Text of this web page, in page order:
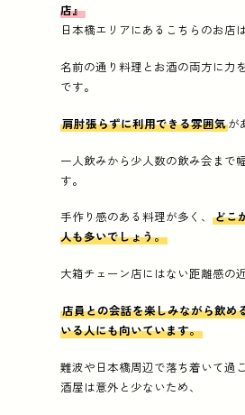
店』
日本橋エリアにあるこちらのお店は
名前の通り料理とお酒の両方に力
です。
肩肘張らずに利用できる雰囲気が
一人飲みから少人数の飲み会まで
す。
手作り感のある料理が多く、どこ
人も多いでしょう。
大箱チェーン店にはない距離感の
店員との会話を楽しみながら飲め
いる人にも向いています。
難波や日本橋周辺で落ち着いて過
酒屋は意外と少ないため、